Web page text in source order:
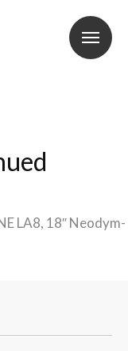
LA8, 18″ Neodym-